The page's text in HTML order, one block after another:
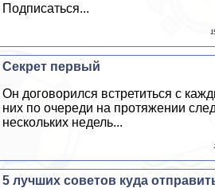
Подписаться...
Секрет первый
Он договорился встретиться с
них по очереди на протяжении
нескольких недель...
5 лучших советов куда